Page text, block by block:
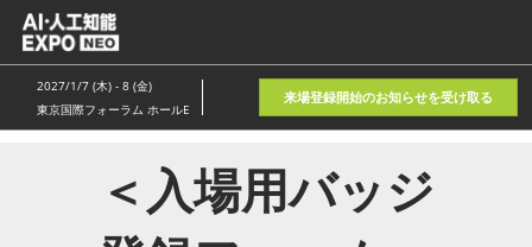
ス
キ
ッ
し
2027/1/7 (木) - 8 (金)
東京国際フォーラム ホールE
来場登録開始のお知らせを受け取る
＜入場用バッジ